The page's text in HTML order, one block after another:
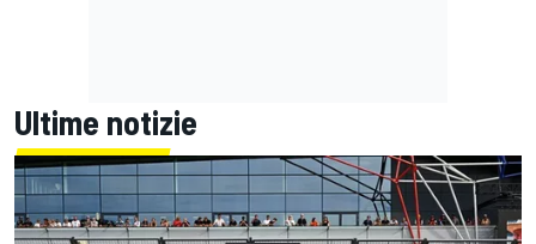
Ultime notizie